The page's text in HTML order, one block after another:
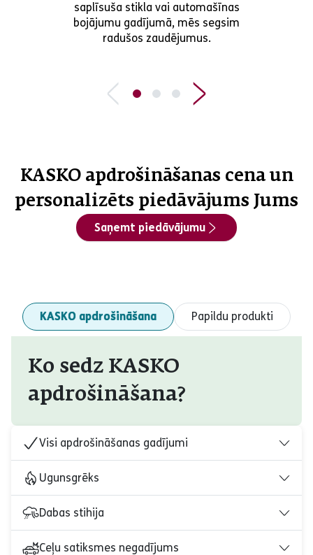
saplīsuša stikla vai automašīnas
bojājumu gadījumā, mēs segsim
radušos zaudējumus.
KASKO apdrošināšanas cena un
personalizēts piedāvājums Jums
Saņemt piedāvājumu
KASKO apdrošināšana Papildu produkti
Ko sedz KASKO
apdrošināšana?
Visi apdrošināšanas gadījumi
Ugunsgrēks
Dabas stihija
Ceļu satiksmes negadījums